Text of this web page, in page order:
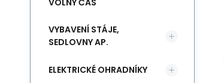
VYBAVENÍ STÁJE,
SEDLOVNY AP.
ELEKTRICKÉ OHRADNÍKY